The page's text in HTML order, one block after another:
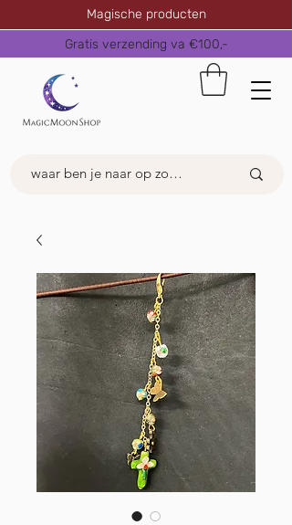
Magische producten
Gratis verzending va €100,-